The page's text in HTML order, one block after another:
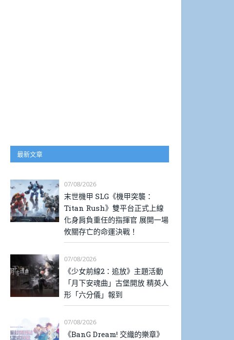
最新文章
07/08/2026
末世機甲 SLG《機甲突襲：
Titan Rush》雙平台正式上線
化身肩負重任的指揮官 展開一場
攸關存亡的命運決戰！
07/08/2026
《少女前線2：追放》主題活動
「月下安魂曲」古堡開放 精英人
形「六分儀」報到
07/08/2026
《BanG Dream! 交織的樂章》